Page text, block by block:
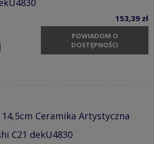
153,39 zł
POWIADOM O
DOSTĘPNOŚCI
Ceramika Artystyczna
C21 dekU4830